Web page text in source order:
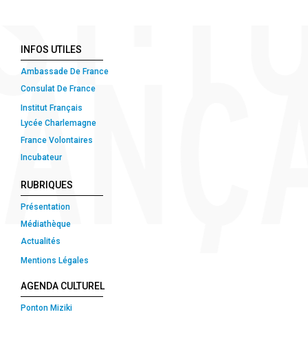
INFOS UTILES
Ambassade De France
Consulat De France
Institut Français
Lycée Charlemagne
France Volontaires
Incubateur
RUBRIQUES
Présentation
Médiathèque
Actualités
Mentions Légales
AGENDA CULTUREL
Ponton Miziki